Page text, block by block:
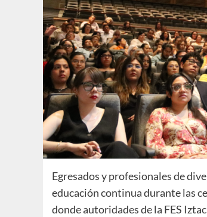
Egresados y profesionales de
educación continua durante las
donde autoridades de la FES